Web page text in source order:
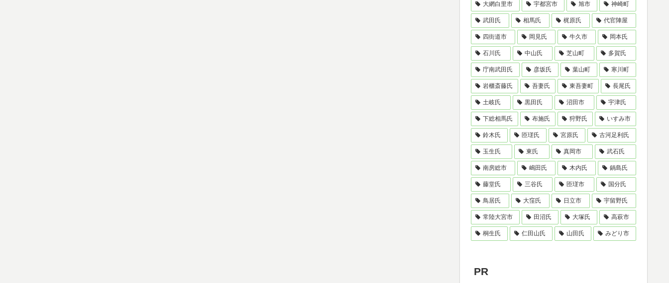
大網白里市 宇都宮市 旭市 神崎町
武田氏 相馬氏 梶原氏 代官陣屋
四街道市 岡見氏 牛久市 岡本氏
石川氏 中山氏 芝山町 多賀氏
庁南武田氏 彦坂氏 葉山町 寒川町
岩櫃斎藤氏 吾妻氏 東吾妻町 長尾氏
土岐氏 黒田氏 沼田市 宇津氏
下総相馬氏 布施氏 狩野氏 いすみ市
鈴木氏 匝瑳氏 宮原氏 古河足利氏
玉生氏 東氏 真岡市 武石氏
南房総市 嶋田氏 木内氏 鍋島氏
藤堂氏 三谷氏 匝瑳市 国分氏
鳥居氏 大窪氏 日立市 宇留野氏
常陸大宮市 田沼氏 大塚氏 高萩市
桐生氏 仁田山氏 山田氏 みどり市
PR